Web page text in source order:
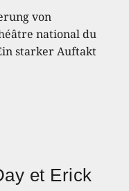
von
national du
starker Auftakt
et Erick